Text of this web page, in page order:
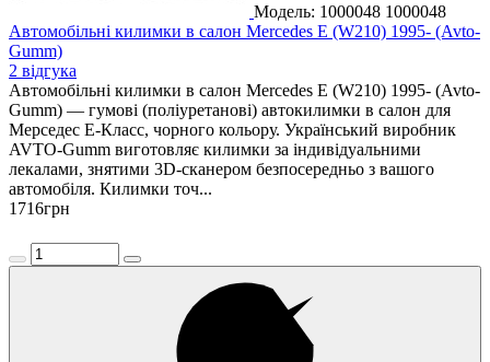
Модель: 1000048 1000048
Автомобільні килимки в салон Mercedes E (W210) 1995- (Avto-
Gumm)
2 відгука
Автомобільні килимки в салон Mercedes E (W210) 1995- (Avto-
Gumm) — гумові (поліуретанові) автокилимки в салон для
Мерседес Е-Класс, чорного кольору. Український виробник
AVTO-Gumm виготовляє килимки за індивідуальними
лекалами, знятими 3D-сканером безпосередньо з вашого
автомобіля. Килимки точ...
1716грн